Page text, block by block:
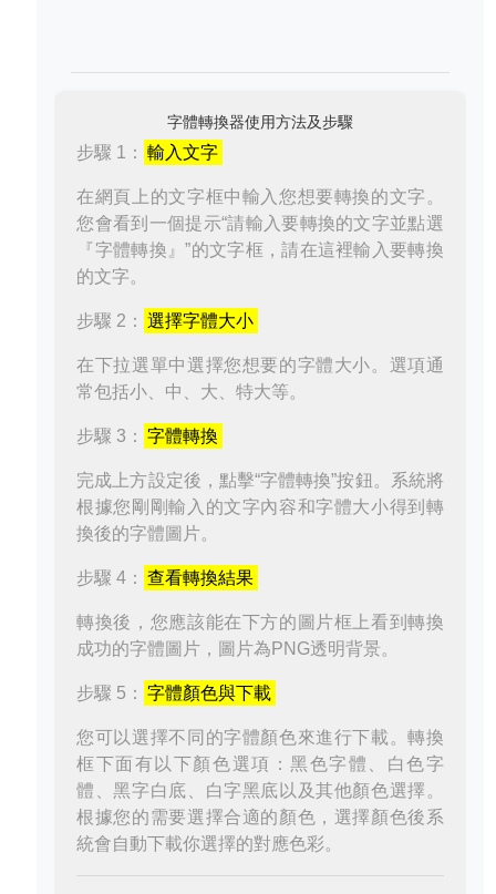
字體轉換器使用方法及步驟
步驟 1： 輸入文字
在網頁上的文字框中輸入您想要轉換的文字。
您會看到一個提示“請輸入要轉換的文字並點選
『字體轉換』”的文字框，請在這裡輸入要轉換
的文字。
步驟 2： 選擇字體大小
在下拉選單中選擇您想要的字體大小。選項通
常包括小、中、大、特大等。
步驟 3： 字體轉換
完成上方設定後，點擊“字體轉換”按鈕。系統將
根據您剛剛輸入的文字內容和字體大小得到轉
換後的字體圖片。
步驟 4： 查看轉換結果
轉換後，您應該能在下方的圖片框上看到轉換
成功的字體圖片，圖片為PNG透明背景。
步驟 5： 字體顏色與下載
您可以選擇不同的字體顏色來進行下載。轉換
框下面有以下顏色選項：黑色字體、白色字
體、黑字白底、白字黑底以及其他顏色選擇。
根據您的需要選擇合適的顏色，選擇顏色後系
統會自動下載你選擇的對應色彩。